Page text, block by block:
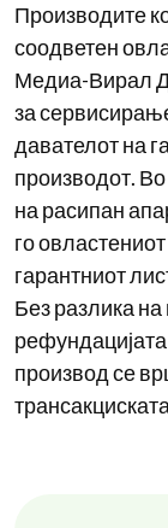
Производите
соодветен
Медиа-Вирал
за
давателот на
производот.
на расипан
го
гарантниот
Без разлика
производ се